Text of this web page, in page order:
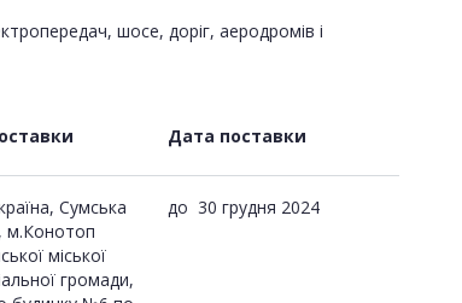
шосе, доріг, аеродромів і
Дата поставки
Сумська
м.Конотоп
міської
громади,
до 30 грудня 2024